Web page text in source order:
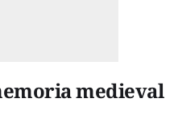
medieval